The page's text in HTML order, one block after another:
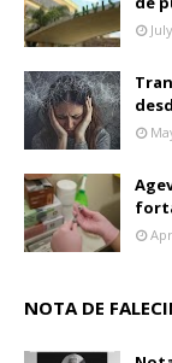
NOTA DE